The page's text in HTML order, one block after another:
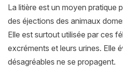
La litière est un moyen pratique
des éjections des animaux
Elle est surtout utilisée par ces
excréments et leurs urines. Elle
désagréables ne se propagent.